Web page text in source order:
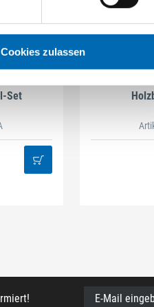
Cookies zulassen
Set
E-Mail